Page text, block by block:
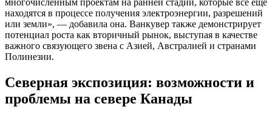
находятся в процессе получения электроэнергии, разрешений
или земли», — добавила она. Ванкувер также демонстрирует
потенциал роста как вторичный рынок, выступая в качестве
важного связующего звена с Азией, Австралией и странами
Полинезии.
Северная экспозиция: возможности и
проблемы на севере Канады